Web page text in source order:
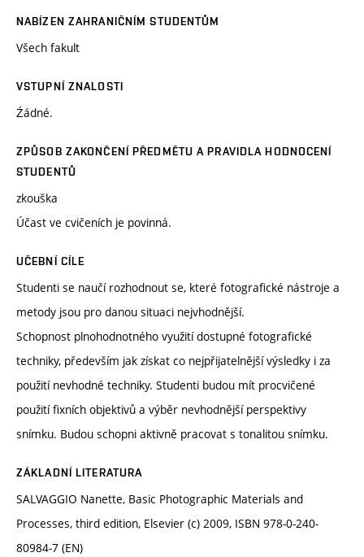
NABÍZEN ZAHRANIČNÍM STUDENTŮM
Všech fakult
VSTUPNÍ ZNALOSTI
Źádné.
ZPŮSOB ZAKONČENÍ PŘEDMĚTU A PRAVIDLA HODNOCENÍ
STUDENTŮ
zkouška
Účast ve cvičeních je povinná.
UČEBNÍ CÍLE
Studenti se naučí rozhodnout se, které fotografické nástroje a
metody jsou pro danou situaci nejvhodnější.
Schopnost plnohodnotného využití dostupné fotografické
techniky, především jak získat co nejpřijatelnější výsledky i za
použití nevhodné techniky. Studenti budou mít procvičené
použití fixních objektivů a výběr nevhodnější perspektivy
snímku. Budou schopni aktivně pracovat s tonalitou snímku.
ZÁKLADNÍ LITERATURA
SALVAGGIO Nanette, Basic Photographic Materials and
Processes, third edition, Elsevier (c) 2009, ISBN 978-0-240-
80984-7 (EN)